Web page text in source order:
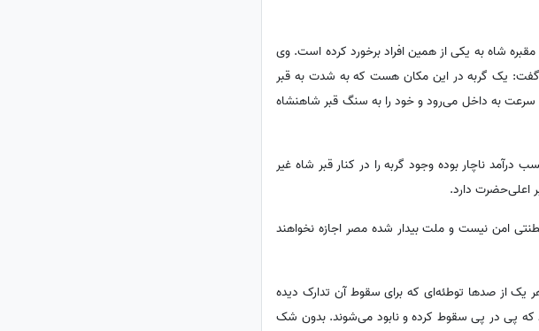
شاه به یکی از همین افراد برخورد کرده است. وی
یک گربه در این مکان هست که به شدت به قبر
سرعت به داخل می‌رود و خود را به سنگ قبر شاهنشاه
ناچار بوده وجود گربه را در کنار قبر شاه غیر
اعلی‌حضرت دارد.
امن نیست و ملت بیدار شده مصر اجازه نخواهند
یک از صدها توطئه‌ای که برای سقوط آن تدارک دیده
که پی در پی سقوط کرده و نابود می‌شوند. بدون شک